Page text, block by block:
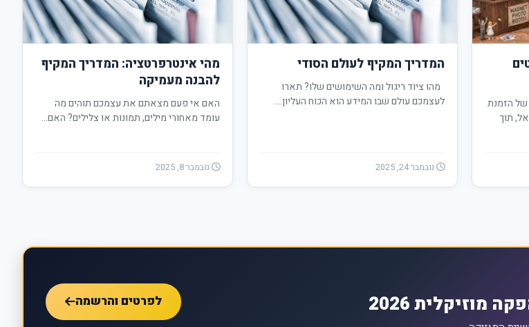
של הזמנת
תוך
המדריך המקיף לעולם הסודי
מהו ציוד ריגול ומה השימושים שלו? תארו
לעצמכם עולם שבו המידע הוא הכוח העליון.…
נובמבר 24, 2025
מהי אינטרפרטציה: המדריך המקיף
להבנה מעמיקה
האם אי פעם מצאתם את עצמכם תוהים מה
עומד מאחורי מילים, תמונות או צלילים? האם…
נובמבר 8, 2025
2026 לפרטים והרשמה